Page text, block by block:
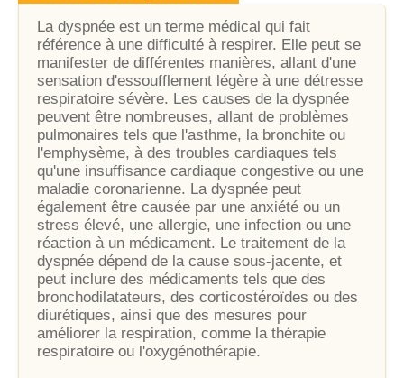
La dyspnée est un terme médical qui fait
référence à une difficulté à respirer. Elle peut se
manifester de différentes manières, allant d'une
sensation d'essoufflement légère à une détresse
respiratoire sévère. Les causes de la dyspnée
peuvent être nombreuses, allant de problèmes
pulmonaires tels que l'asthme, la bronchite ou
l'emphysème, à des troubles cardiaques tels
qu'une insuffisance cardiaque congestive ou une
maladie coronarienne. La dyspnée peut
également être causée par une anxiété ou un
stress élevé, une allergie, une infection ou une
réaction à un médicament. Le traitement de la
dyspnée dépend de la cause sous-jacente, et
peut inclure des médicaments tels que des
bronchodilatateurs, des corticostéroïdes ou des
diurétiques, ainsi que des mesures pour
améliorer la respiration, comme la thérapie
respiratoire ou l'oxygénothérapie.